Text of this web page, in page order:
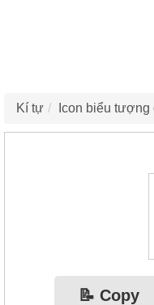
Kí tự Icon biểu tượng
📝 Copy